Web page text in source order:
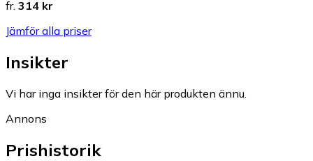
fr. 314 kr
Jämför alla priser
Insikter
Vi har inga insikter för den här produkten ännu.
Annons
Prishistorik